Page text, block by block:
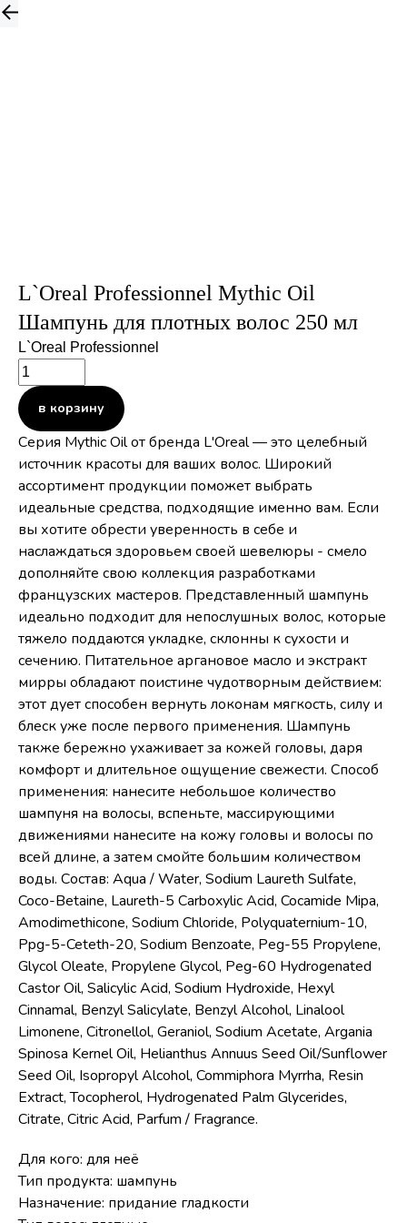
L`Oreal Professionnel Mythic Oil
Шампунь для плотных волос 250 мл
L`Oreal Professionnel
в корзину
Серия Mythic Oil от бренда L'Oreal — это целебный
источник красоты для ваших волос. Широкий
ассортимент продукции поможет выбрать
идеальные средства, подходящие именно вам. Если
вы хотите обрести уверенность в себе и
наслаждаться здоровьем своей шевелюры - смело
дополняйте свою коллекция разработками
французских мастеров. Представленный шампунь
идеально подходит для непослушных волос, которые
тяжело поддаются укладке, склонны к сухости и
сечению. Питательное аргановое масло и экстракт
мирры обладают поистине чудотворным действием:
этот дует способен вернуть локонам мягкость, силу и
блеск уже после первого применения. Шампунь
также бережно ухаживает за кожей головы, даря
комфорт и длительное ощущение свежести. Способ
применения: нанесите небольшое количество
шампуня на волосы, вспеньте, массирующими
движениями нанесите на кожу головы и волосы по
всей длине, а затем смойте большим количеством
воды. Состав: Aqua / Water, Sodium Laureth Sulfate,
Coco-Betaine, Laureth-5 Carboxylic Acid, Cocamide Mipa,
Amodimethicone, Sodium Chloride, Polyquaternium-10,
Ppg-5-Ceteth-20, Sodium Benzoate, Peg-55 Propylene,
Glycol Oleate, Propylene Glycol, Peg-60 Hydrogenated
Castor Oil, Salicylic Acid, Sodium Hydroxide, Hexyl
Cinnamal, Benzyl Salicylate, Benzyl Alcohol, Linalool
Limonene, Citronellol, Geraniol, Sodium Acetate, Argania
Spinosa Kernel Oil, Helianthus Annuus Seed Oil/Sunflower
Seed Oil, Isopropyl Alcohol, Commiphora Myrrha, Resin
Extract, Tocopherol, Hydrogenated Palm Glycerides,
Citrate, Citric Acid, Parfum / Fragrance.
Для кого: для неё
Тип продукта: шампунь
Назначение: придание гладкости